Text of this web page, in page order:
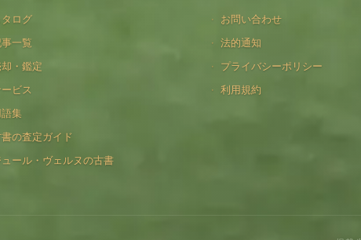
タログ
一覧
・鑑定
ビス
集
の査定ガイド
ュール・ヴェルヌの古書
お問い合わせ
法的通知
プライバシーポリシー
利用規約